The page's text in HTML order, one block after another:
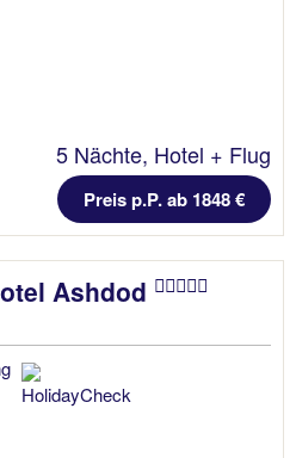
5 Nächte, Hotel + Flug
Preis p.P. ab 1848 €
Ashdod